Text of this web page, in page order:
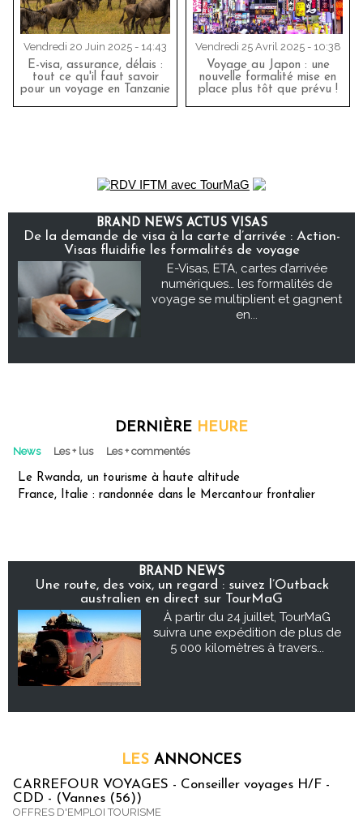
Vendredi 20 Juin 2025 - 14:43
E-visa, assurance, délais :
tout ce qu'il faut savoir
pour un voyage en Tanzanie
Vendredi 25 Avril 2025 - 10:38
Voyage au Japon : une
nouvelle formalité mise en
place plus tôt que prévu !
BRAND NEWS ACTUS VISAS
De la demande de visa à la carte d’arrivée : Action-
Visas fluidifie les formalités de voyage
E-Visas, ETA, cartes d’arrivée
numériques… les formalités de
voyage se multiplient et gagnent
en...
DERNIÈRE HEURE
News Les + lus Les + commentés
Le Rwanda, un tourisme à haute altitude
France, Italie : randonnée dans le Mercantour frontalier
BRAND NEWS
Une route, des voix, un regard : suivez l’Outback
australien en direct sur TourMaG
À partir du 24 juillet, TourMaG
suivra une expédition de plus de
5 000 kilomètres à travers...
LES ANNONCES
CARREFOUR VOYAGES - Conseiller voyages H/F -
CDD - (Vannes (56))
OFFRES D'EMPLOI TOURISME